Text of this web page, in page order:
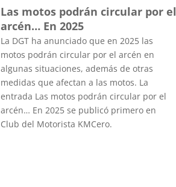
Las motos podrán circular por el
arcén… En 2025
La DGT ha anunciado que en 2025 las
motos podrán circular por el arcén en
algunas situaciones, además de otras
medidas que afectan a las motos. La
entrada Las motos podrán circular por el
arcén… En 2025 se publicó primero en
Club del Motorista KMCero.